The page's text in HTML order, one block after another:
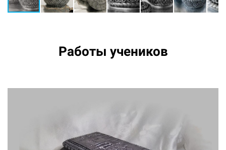
Работы учеников